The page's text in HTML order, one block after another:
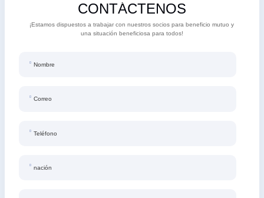
CONTÁCTENOS
¡Estamos dispuestos a trabajar con nuestros socios para beneficio mutuo y
una situación beneficiosa para todos!
Nombre
Correo
Teléfono
nación